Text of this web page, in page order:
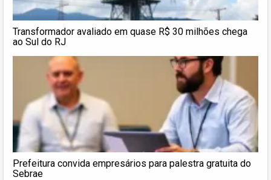
Transformador avaliado em quase R$ 30 milhões chega
ao Sul do RJ
Prefeitura convida empresários para palestra gratuita do
Sebrae